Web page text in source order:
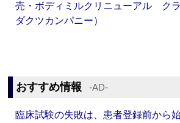
売・ボディミルクリニューアル ク
ダクツカンパニー）
おすすめ情報 ‐AD‐
臨床試験の失敗は、患者登録前から